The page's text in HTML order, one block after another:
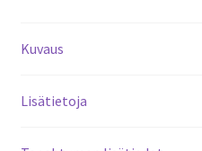
Kuvaus
Lisätietoja